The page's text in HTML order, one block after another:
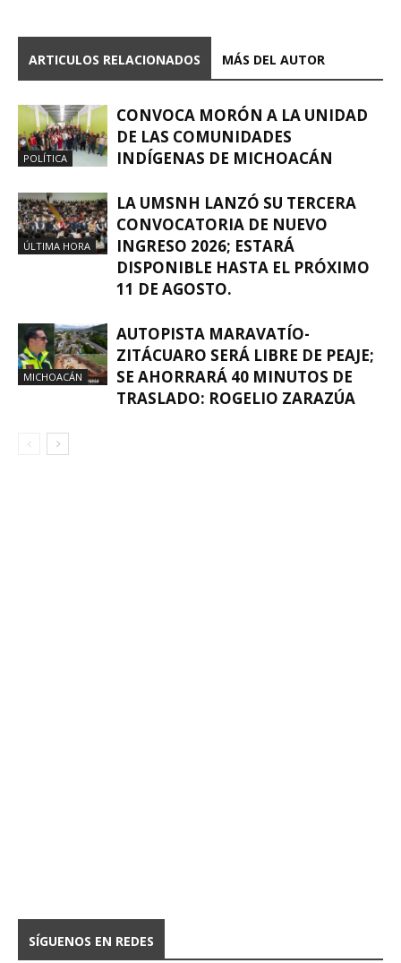
ARTICULOS RELACIONADOS MÁS DEL AUTOR
POLÍTICA
CONVOCA MORÓN A LA UNIDAD
DE LAS COMUNIDADES
INDÍGENAS DE MICHOACÁN
ÚLTIMA HORA
LA UMSNH LANZÓ SU TERCERA
CONVOCATORIA DE NUEVO
INGRESO 2026; ESTARÁ
DISPONIBLE HASTA EL PRÓXIMO
11 DE AGOSTO.
MICHOACÁN
AUTOPISTA MARAVATÍO-
ZITÁCUARO SERÁ LIBRE DE PEAJE;
SE AHORRARÁ 40 MINUTOS DE
TRASLADO: ROGELIO ZARAZÚA
SÍGUENOS EN REDES